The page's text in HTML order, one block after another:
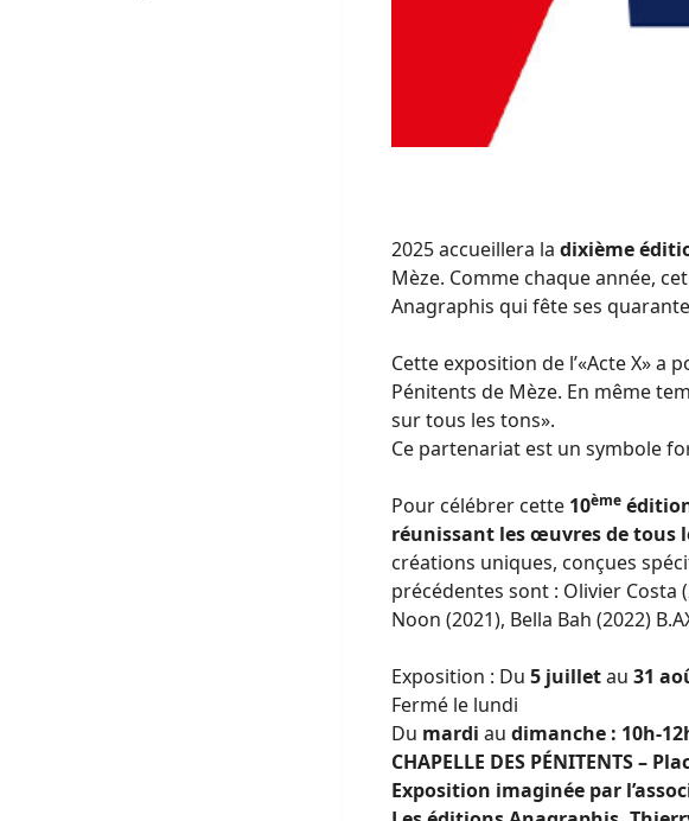
2025 accueillera ladixième
Mèze. Comme chaque année,
Anagraphis qui fête ses
Cette exposition de l’«Acte X»
Pénitents de Mèze. En même
sur tous les tons».
Ce partenariat est un symbole
Pour célébrer cette 10ème
réunissant les œuvres de tous
créations uniques, conçues
précédentes sont : Olivier Costa
Noon (2021), Bella Bah (2022)
Exposition : Du5 juilletau31
Fermé le lundi
Du mardiaudimanche : 10h-
CHAPELLE DES PÉNITENTS –
Exposition imaginée par